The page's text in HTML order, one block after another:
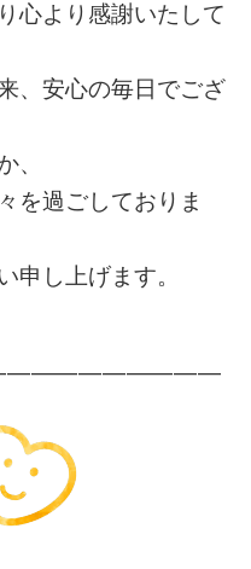
心より感謝いたして
、安心の毎日でござ
、
を過ごしておりま
申し上げます。